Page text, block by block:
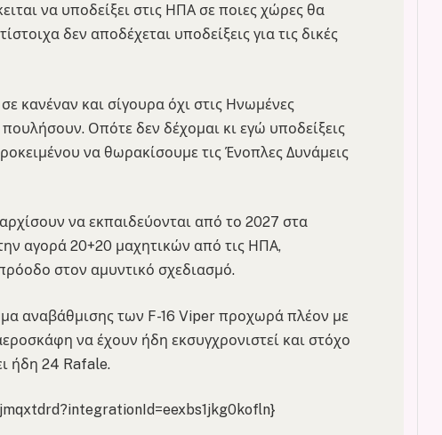
να υποδείξει στις ΗΠΑ σε ποιες χώρες θα
δεν αποδέχεται υποδείξεις για τις δικές
κανέναν και σίγουρα όχι στις Ηνωμένες
Οπότε δεν δέχομαι κι εγώ υποδείξεις
να θωρακίσουμε τις Ένοπλες Δυνάμεις
να εκπαιδεύονται από το 2027 στα
αγορά 20+20 μαχητικών από τις ΗΠΑ,
στον αμυντικό σχεδιασμό.
αναβάθμισης των F-16 Viper προχωρά πλέον με
να έχουν ήδη εκσυγχρονιστεί και στόχο
ήδη 24 Rafale.